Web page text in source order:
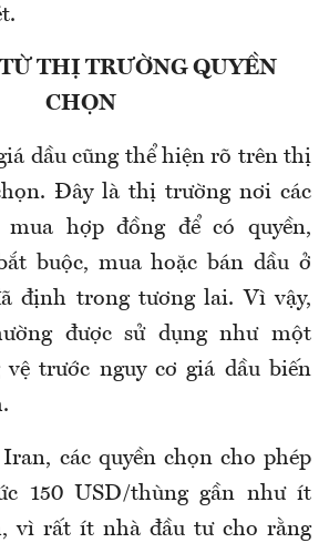
THỊ TRƯỜNG QUYỀN
CHỌN
dầu cũng thể hiện rõ trên thị
Đây là thị trường nơi các
hợp đồng để có quyền,
buộc, mua hoặc bán dầu ở
định trong tương lai. Vì vậy,
được sử dụng như một
vệ trước nguy cơ giá dầu biến
các quyền chọn cho phép
150 USD/thùng gần như ít
vì rất ít nhà đầu tư cho rằng